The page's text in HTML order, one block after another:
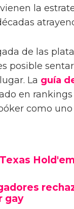
la
de las
posible
La guía
en
como
gay